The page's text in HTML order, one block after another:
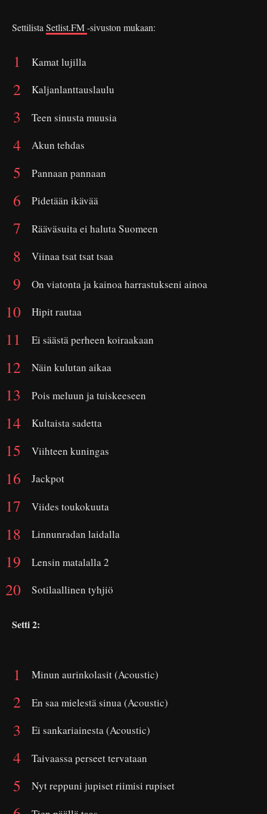
Settilista Setlist.FM-sivuston mukaan:
Kamat lujilla
Kaljanlanttauslaulu
Teen sinusta muusia
Akun tehdas
Pannaan pannaan
Pidetään ikävää
Rääväsuita ei haluta Suomeen
Viinaa tsat tsat tsaa
On viatonta ja kainoa harrastukseni ainoa
Hipit rautaa
Ei säästä perheen koiraakaan
Näin kulutan aikaa
Pois meluun ja tuiskeeseen
Kultaista sadetta
Viihteen kuningas
Jackpot
Viides toukokuuta
Linnunradan laidalla
Lensin matalalla 2
Sotilaallinen tyhjiö
Setti 2:
Minun aurinkolasit (Acoustic)
En saa mielestä sinua (Acoustic)
Ei sankariainesta (Acoustic)
Taivaassa perseet tervataan
Nyt reppuni jupiset riimisi rupiset